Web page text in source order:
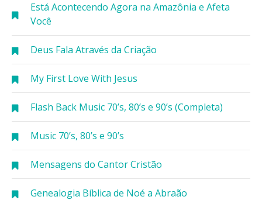
Está Acontecendo Agora na Amazônia e Afeta
Você
Deus Fala Através da Criação
My First Love With Jesus
Flash Back Music 70’s, 80’s e 90’s (Completa)
Music 70’s, 80’s e 90’s
Mensagens do Cantor Cristão
Genealogia Bíblica de Noé a Abraão